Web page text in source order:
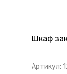
Шкаф
Артикул: